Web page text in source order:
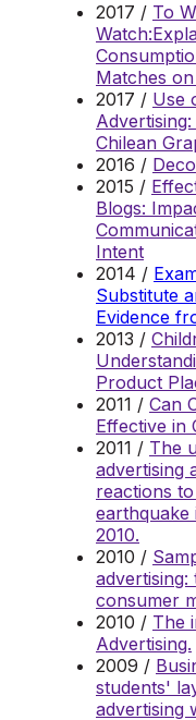
2017 / To
Matches
2017 / Use
Chilean
2016 /
2015 /
Blogs:
Intent
2014 /
Substitute
Evidence
2013 /
Product
2011 / Can
Effective in
2011 / The
advertising
reactions
earthquake
2010.
2010 /
advertising:
consumer
2010 / The
Advertising.
2009 /
students'
advertising